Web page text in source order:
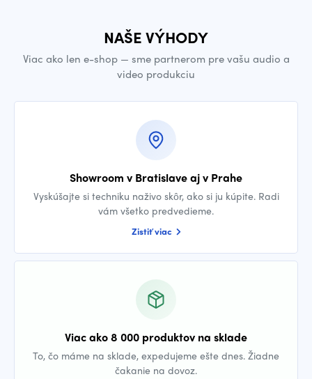
NAŠE VÝHODY
Viac ako len e-shop — sme partnerom pre vašu audio a
video produkciu
Showroom v Bratislave aj v Prahe
Vyskúšajte si techniku naživo skôr, ako si ju kúpite. Radi
vám všetko predvedieme.
Zistiť viac
Viac ako 8 000 produktov na sklade
To, čo máme na sklade, expedujeme ešte dnes. Žiadne
čakanie na dovoz.